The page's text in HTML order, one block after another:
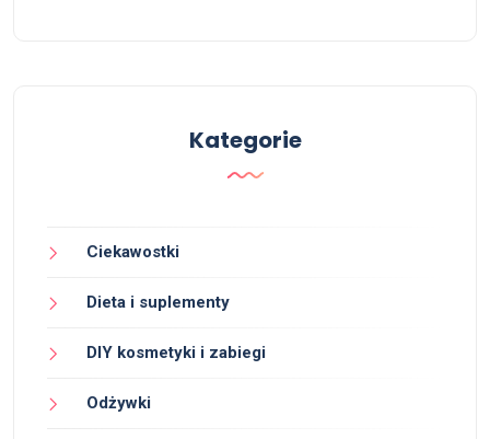
Kategorie
Ciekawostki
Dieta i suplementy
DIY kosmetyki i zabiegi
Odżywki